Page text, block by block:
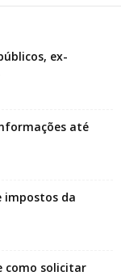
ex-
até
impostos da
como solicitar